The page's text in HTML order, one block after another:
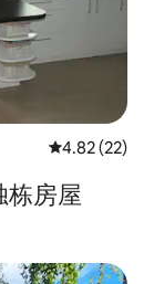
平均评分
4.82 (22)
房屋